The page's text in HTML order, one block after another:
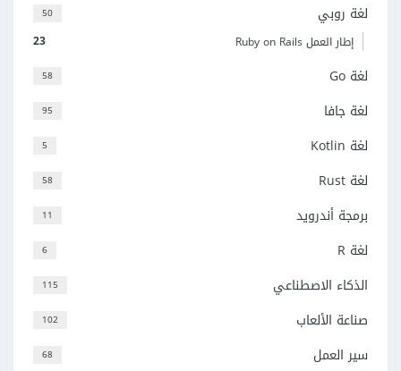
50 لغة روبي
23 إطار العمل Ruby on Rails
58 لغة Go
95 لغة جافا
5 لغة Kotlin
58 لغة Rust
11 برمجة أندرويد
6 لغة R
115 الذكاء الاصطناعي
102 صناعة الألعاب
68 سير العمل